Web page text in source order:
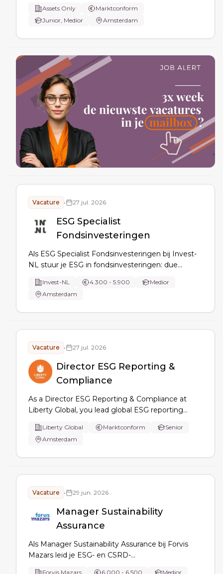
lineage en controls, en vertaal je
Risk/Compliance/ESG-eisen naar werkbare
Assets Only
Marktconform
Junior, Medior
Amsterdam
Vacature • 27 jul. 2026
ESG Specialist
Fondsinvesteringen
Als ESG Specialist Fondsinvesteringen bij Invest-
NL stuur je ESG in fondsinvesteringen: due
fondsmanagers, monitoring van doelen, en
ESG/impactrapportages volgens Impact & ESG-
Invest-NL 4.300 - 5.900
Medior
Amsterdam
Vacature • 27 jul. 2026
Director ESG Reporting &
Compliance
As a Director ESG Reporting & Compliance at
Liberty Global, you lead global ESG reporting
and controls, compliance across regulations and
benchmarks, Board reporting, and audit/assurance
Liberty Global Marktconform
Senior
Amsterdam
Vacature • 29 jun. 2026
Manager Sustainability
Assurance
Als Manager Sustainability Assurance bij Forvis
Mazars leid je ESG- en CSRD-
Forvis Mazars 6.000 - 6.500 Medior